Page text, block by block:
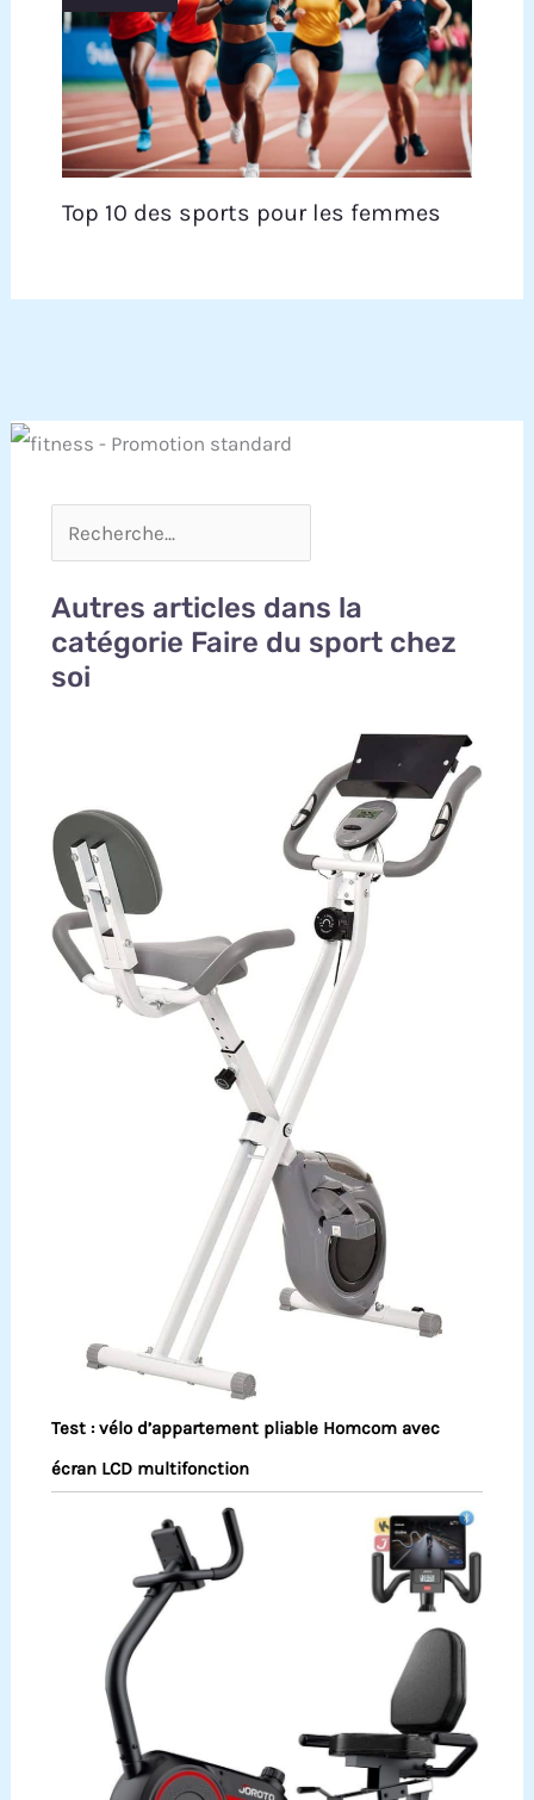
Top 10 des sports pour les femmes
Autres articles dans la
catégorie Faire du sport chez
soi
Test : vélo d’appartement pliable Homcom avec
écran LCD multifonction